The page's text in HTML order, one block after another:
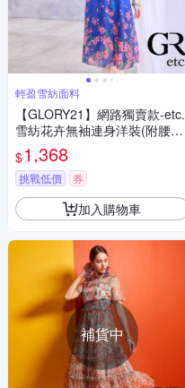
輕盈雪紡面料
【GLORY21】網路獨賣款-etc.
雪紡花卉無袖連身洋裝(附腰帶)
-藍色
$1,368
挑戰低價 券
加入購物車
補貨中